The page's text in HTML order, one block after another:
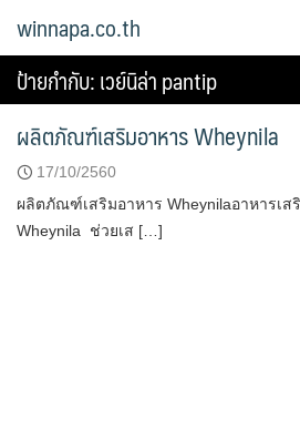
winnapa.co.th
ป้ายกำกับ:เวย์นิล่า pantip
ผลิตภัณฑ์เสริมอาหาร Wheynila
17/10/2560
ผลิตภัณฑ์เสริมอาหาร Wheynilaอาหารเส
Wheynila ช่วยเส […]